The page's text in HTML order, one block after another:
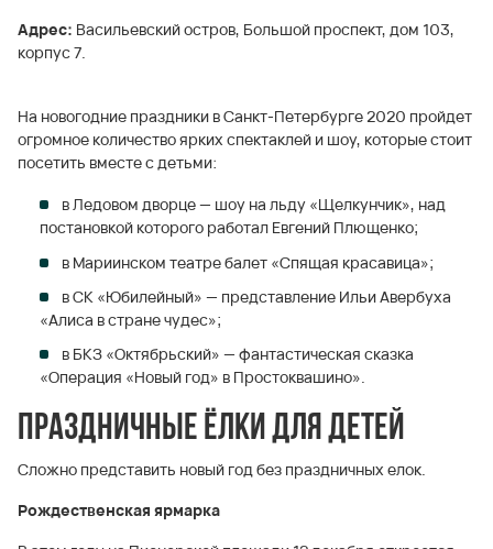
Адрес: Васильевский остров, Большой проспект, дом 103,
корпус 7.
На новогодние праздники в Санкт-Петербурге 2020 пройдет
огромное количество ярких спектаклей и шоу, которые стоит
посетить вместе с детьми:
в Ледовом дворце — шоу на льду «Щелкунчик», над
постановкой которого работал Евгений Плющенко;
в Мариинском театре балет «Спящая красавица»;
в СК «Юбилейный» — представление Ильи Авербуха
«Алиса в стране чудес»;
в БКЗ «Октябрьский» — фантастическая сказка
«Операция «Новый год» в Простоквашино».
Праздничные ёлки для детей
Сложно представить новый год без праздничных елок.
Рождественская ярмарка